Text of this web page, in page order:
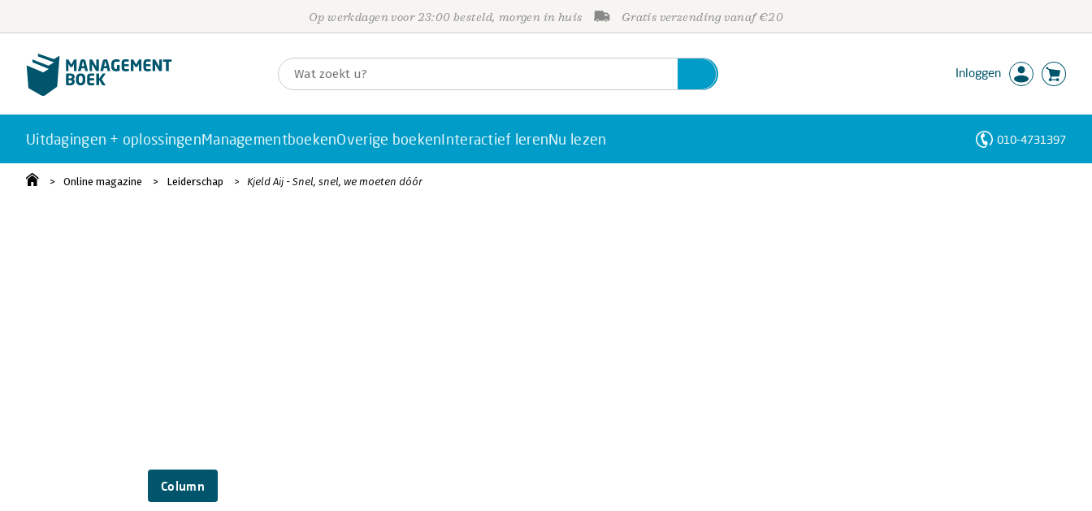
Op werkdagen voor 23:00 besteld, morgen in huis Gratis verzending vanaf €20
Inloggen
Uitdagingen + oplossingenManagementboekenOverige boekenInteractief lerenNu lezen 010-4731397
Online magazine Leiderschap Kjeld Aij - Snel, snel, we moeten dóór
Column
Personen